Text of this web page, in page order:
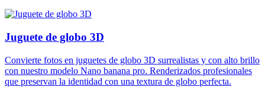
Juguete de globo 3D
Convierte fotos en juguetes de globo 3D surrealistas y con alto brillo
con nuestro modelo Nano banana pro. Renderizados profesionales
que preservan la identidad con una textura de globo perfecta.